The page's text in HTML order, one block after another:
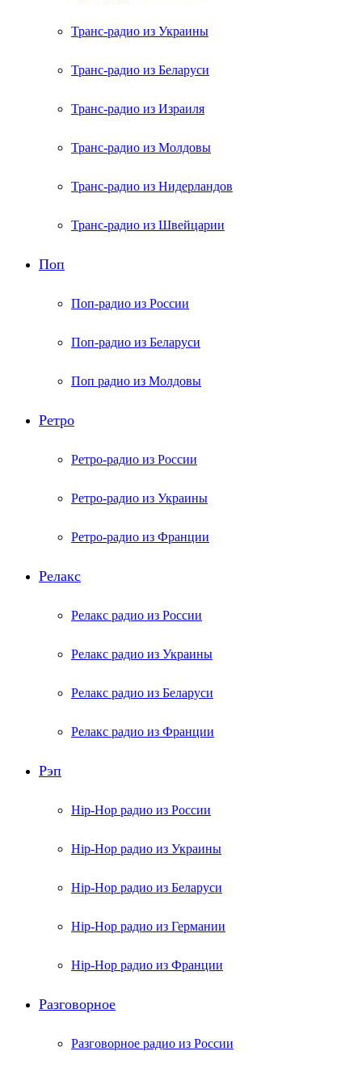
Транс-радио из Украины
Транс-радио из Беларуси
Транс-радио из Израиля
Транс-радио из Молдовы
Транс-радио из Нидерландов
Транс-радио из Швейцарии
Поп
Поп-радио из России
Поп-радио из Беларуси
Поп радио из Молдовы
Ретро
Ретро-радио из России
Ретро-радио из Украины
Ретро-радио из Франции
Релакс
Релакс радио из России
Релакс радио из Украины
Релакс радио из Беларуси
Релакс радио из Франции
Рэп
Hip-Hop радио из России
Hip-Hop радио из Украины
Hip-Hop радио из Беларуси
Hip-Hop радио из Германии
Hip-Hop радио из Франции
Разговорное
Разговорное радио из России